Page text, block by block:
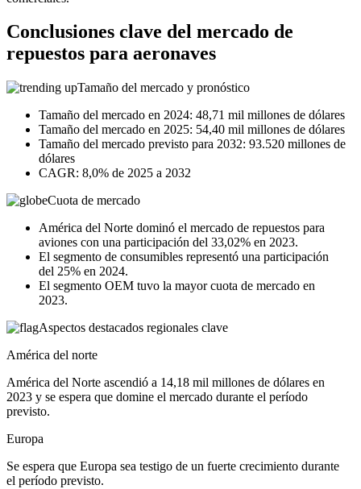
Conclusiones clave del mercado de
repuestos para aeronaves
Tamaño del mercado y pronóstico
Tamaño del mercado en 2024: 48,71 mil millones de dólares
Tamaño del mercado en 2025: 54,40 mil millones de dólares
Tamaño del mercado previsto para 2032: 93.520 millones de
dólares
CAGR: 8,0% de 2025 a 2032
Cuota de mercado
América del Norte dominó el mercado de repuestos para
aviones con una participación del 33,02% en 2023.
El segmento de consumibles representó una participación
del 25% en 2024.
El segmento OEM tuvo la mayor cuota de mercado en
2023.
Aspectos destacados regionales clave
América del norte
América del Norte ascendió a 14,18 mil millones de dólares en
2023 y se espera que domine el mercado durante el período
previsto.
Europa
Se espera que Europa sea testigo de un fuerte crecimiento durante
el período previsto.